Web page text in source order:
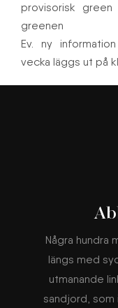
provisorisk
greenen
Ev. ny
vecka läggs ut på
Några hundra
längs med
utmanande
sandjord, som